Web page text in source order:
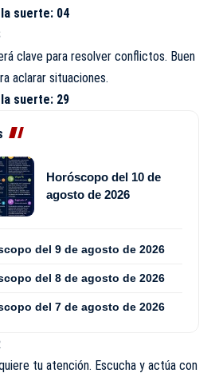
suerte: 04
clave para resolver conflictos. Buen
aclarar situaciones.
suerte: 29
Horóscopo del 10 de
agosto de 2026
del 9 de agosto de 2026
del 8 de agosto de 2026
del 7 de agosto de 2026
tu atención. Escucha y actúa con